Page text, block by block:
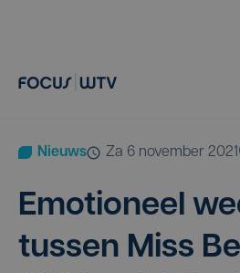
Nieuws za 6 november 2021
Emo­ti­o­neel
tus­sen Miss